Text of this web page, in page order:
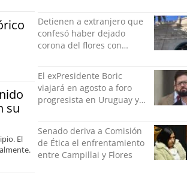
su
El
desafío del Gobierno
Detienen a extranjero que
confesó haber dejado
corona del flores con
exPenitenciaría
El exPresidente Boric
viajará en agosto a foro
progresista en Uruguay y
Senado deriva a Comisión
de Ética el enfrentamiento
entre Campillai y Flores